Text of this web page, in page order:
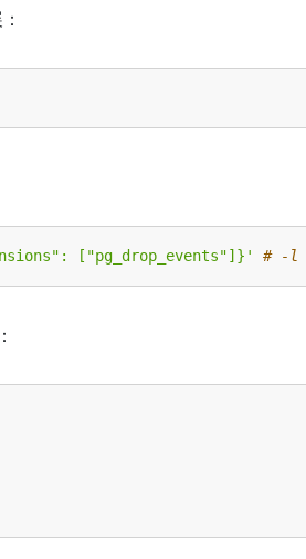
["pg_drop_events"]}' # -l <